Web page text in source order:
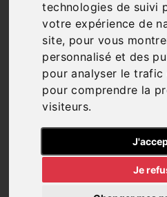
technologies de suivi
votre expérience de
site, pour vous
personnalisé et des
pour analyser le
pour comprendre la
visiteurs.
Je
Estimation en ligne
Recevez
voiture directement
vous proposons un
obligation
véhicule et surtout